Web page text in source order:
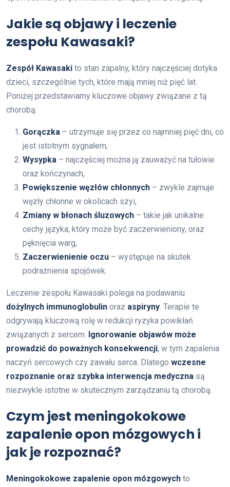
Jakie są objawy i leczenie
zespołu Kawasaki?
Zespół Kawasaki to stan zapalny, który najczęściej dotyka
dzieci, szczególnie tych, które mają mniej niż pięć lat.
Poniżej przedstawiamy kluczowe objawy związane z tą
chorobą:
Gorączka – utrzymuje się przez co najmniej pięć dni, co
jest istotnym sygnałem,
Wysypka – najczęściej można ją zauważyć na tułowie
oraz kończynach,
Powiększenie węzłów chłonnych – zwykle zajmuje
węzły chłonne w okolicach szyi,
Zmiany w błonach śluzowych – takie jak unikalne
cechy języka, który może być zaczerwieniony, oraz
pęknięcia warg,
Zaczerwienienie oczu – występuje na skutek
podrażnienia spojówek.
Leczenie zespołu Kawasaki polega na podawaniu
dożylnych immunoglobulin oraz aspiryny. Terapie te
odgrywają kluczową rolę w redukcji ryzyka powikłań
związanych z sercem. Ignorowanie objawów może
prowadzić do poważnych konsekwencji, w tym zapalenia
naczyń sercowych czy zawału serca. Dlatego wczesne
rozpoznanie oraz szybka interwencja medyczna są
niezwykle istotne w skutecznym zarządzaniu tą chorobą.
Czym jest meningokokowe
zapalenie opon mózgowych i
jak je rozpoznać?
Meningokokowe zapalenie opon mózgowych to